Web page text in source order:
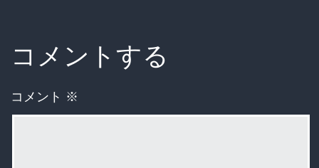
コメントする
コメント ※